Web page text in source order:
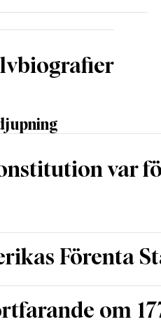
var
Förenta
om